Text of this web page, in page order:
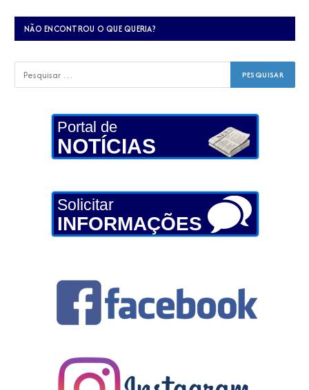
NÃO ENCONTROU O QUE QUERIA?
Portal de
NOTÍCIAS
Solicitar
INFORMAÇÕES